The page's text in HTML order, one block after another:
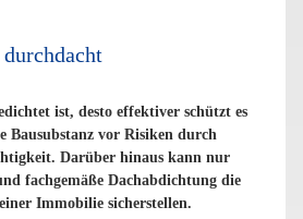
ist, desto effektiver schützt es
Bausubstanz vor Risiken durch
Darüber hinaus kann nur
fachgemäße Dachabdichtung die
Immobilie sicherstellen.